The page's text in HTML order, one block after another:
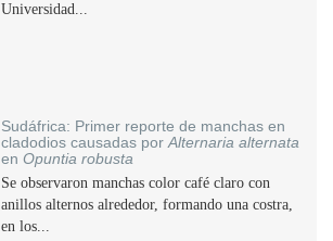
Universidad...
Sudáfrica: Primer reporte de manchas en
cladodios causadas por Alternaria alternata
en Opuntia robusta
Se observaron manchas color café claro con
anillos alternos alrededor, formando una costra,
en los...